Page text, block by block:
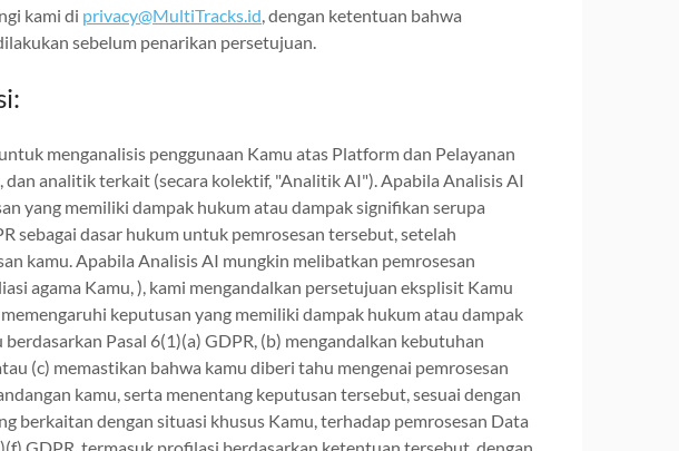
kami di privacy@MultiTracks.id, dengan ketentuan bahwa
sebelum penarikan persetujuan.
menganalisis penggunaan Kamu atas Platform dan Pelayanan
analitik terkait (secara kolektif, "Analitik AI"). Apabila Analisis AI
yang memiliki dampak hukum atau dampak signifikan serupa
sebagai dasar hukum untuk pemrosesan tersebut, setelah
kamu. Apabila Analisis AI mungkin melibatkan pemrosesan
agama Kamu, ), kami mengandalkan persetujuan eksplisit Kamu
keputusan yang memiliki dampak hukum atau dampak
Pasal 6(1)(a) GDPR, (b) mengandalkan kebutuhan
(c) memastikan bahwa kamu diberi tahu mengenai pemrosesan
kamu, serta menentang keputusan tersebut, sesuai dengan
berkaitan dengan situasi khusus Kamu, terhadap pemrosesan Data
GDPR, termasuk profilasi berdasarkan ketentuan tersebut, dengan